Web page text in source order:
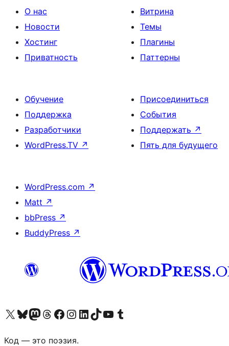
О нас
Новости
Хостинг
Приватность
Витрина
Темы
Плагины
Паттерны
Обучение
Поддержка
Разработчики
WordPress.TV ↗
Присоединиться
События
Поддержать ↗
Пять для будущего
WordPress.com ↗
Matt ↗
bbPress ↗
BuddyPress ↗
Посетите нас в X (ранее Twitter)
Посетите нашу учётную запись в Bluesky
Посетите нашу ленту в Mastodon
Посетите нашу учётную запись в Threads
Посетите нашу страницу на Facebook
Посетите наш Instagram
Посетите нашу страницу в LinkedIn
Посетите нашу учётную запись в TikTok
Посетите наш канал YouTube
Посетите нашу учётную запись в Tumblr
Код — это поэзия.